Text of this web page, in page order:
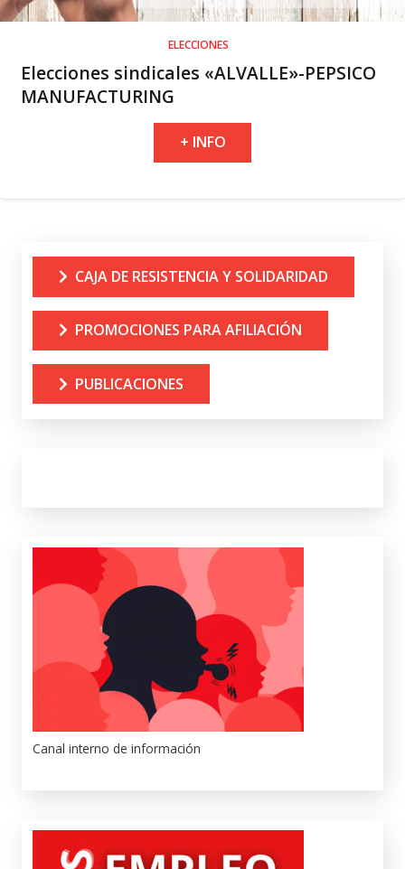
ELECCIONES
Elecciones sindicales «ALVALLE»-PEPSICO
MANUFACTURING
+ INFO
CAJA DE RESISTENCIA Y SOLIDARIDAD
PROMOCIONES PARA AFILIACIÓN
PUBLICACIONES
Canal interno de información